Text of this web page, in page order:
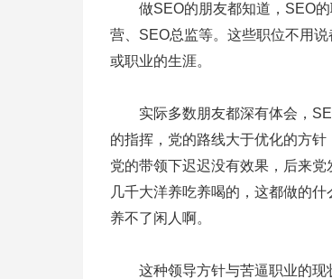
做SEO的朋友都知道，SEO的
营、SEO总监等。这些职位不用
或职业的生涯。
实际多数朋友都深有体会，
的指挥，党的路线大于优化的方
党的带领下迟迟没有效果，后来
几千大洋养吃养喝的，这都做的
养不了闲人啊。
这种领导方针与苦逼职业的现